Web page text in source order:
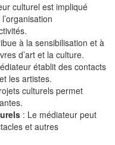
culturel est impliqué
à la sensibilisation et à
d’art et la culture.
établit des contacts
les artistes.
culturels permet
: Le médiateur peut
et autres